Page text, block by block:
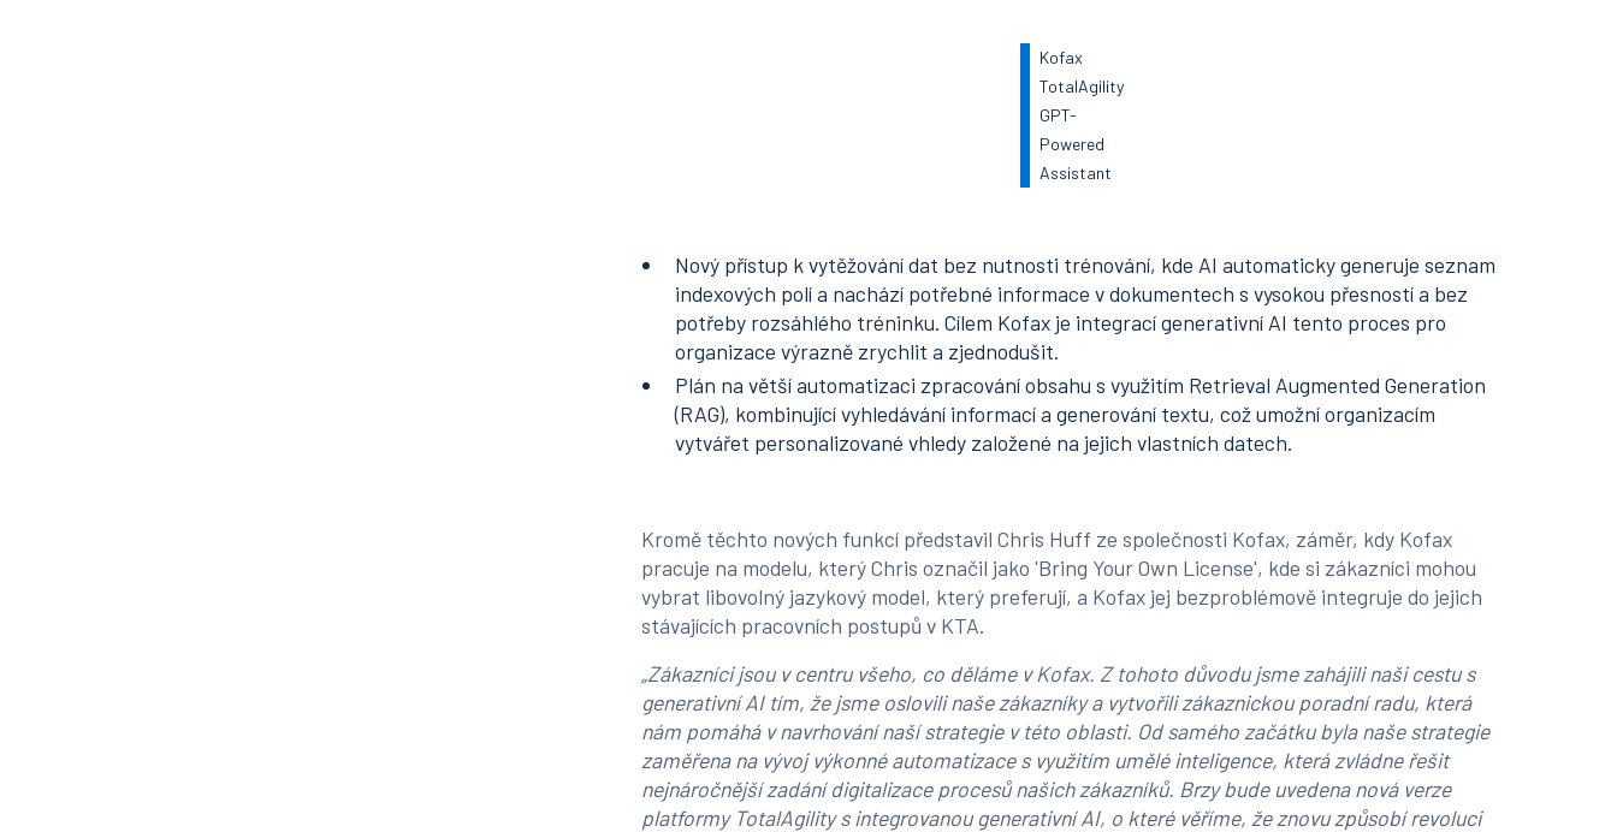
Kofax
TotalAgility
GPT-
Powered
Assistant
Nový přístup k vytěžování dat bez nutnosti trénování, kde AI automaticky generuje seznam
indexových polí a nachází potřebné informace v dokumentech s vysokou přesností a bez
potřeby rozsáhlého tréninku. Cílem Kofax je integrací generativní AI tento proces pro
organizace výrazně zrychlit a zjednodušit.
Plán na větší automatizaci zpracování obsahu s využitím Retrieval Augmented Generation
(RAG), kombinující vyhledávání informací a generování textu, což umožní organizacím
vytvářet personalizované vhledy založené na jejich vlastních datech.
Kromě těchto nových funkcí představil Chris Huff ze společnosti Kofax, záměr, kdy Kofax
pracuje na modelu, který Chris označil jako 'Bring Your Own License', kde si zákazníci mohou
vybrat libovolný jazykový model, který preferují, a Kofax jej bezproblémově integruje do jejich
stávajících pracovních postupů v KTA.
„Zákazníci jsou v centru všeho, co děláme v Kofax. Z tohoto důvodu jsme zahájili naši cestu s
generativní AI tím, že jsme oslovili naše zákazníky a vytvořili zákaznickou poradní radu, která
nám pomáhá v navrhování naší strategie v této oblasti. Od samého začátku byla naše strategie
zaměřena na vývoj výkonné automatizace s využitím umělé inteligence, která zvládne řešit
nejnáročnější zadání digitalizace procesů našich zákazníků. Brzy bude uvedena nová verze
platformy TotalAgility s integrovanou generativní AI, o které věříme, že znovu způsobí revoluci